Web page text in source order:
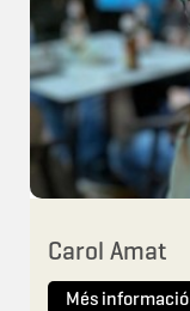
Carol Amat
Més informació